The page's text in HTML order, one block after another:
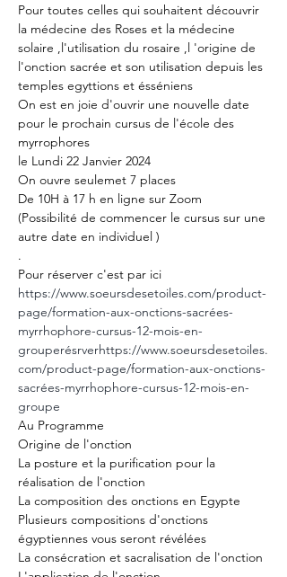
Pour toutes celles qui souhaitent découvrir
la médecine des Roses et la médecine
solaire ,l'utilisation du rosaire ,l 'origine de
l'onction sacrée et son utilisation depuis les
temples egyttions et ésséniens
On est en joie d'ouvrir une nouvelle date
pour le prochain cursus de l'école des
myrrophores
le Lundi 22 Janvier 2024
On ouvre seulemet 7 places
De 10H à 17 h en ligne sur Zoom
(Possibilité de commencer le cursus sur une
autre date en individuel )
.
Pour réserver c'est par ici
https://www.soeursdesetoiles.com/product-
page/formation-aux-onctions-sacrées-
myrrhophore-cursus-12-mois-en-
grouperésrverhttps://www.soeursdesetoiles.
com/product-page/formation-aux-onctions-
sacrées-myrrhophore-cursus-12-mois-en-
groupe
Au Programme
Origine de l'onction
La posture et la purification pour la
réalisation de l'onction
La composition des onctions en Egypte
Plusieurs compositions d'onctions
égyptiennes vous seront révélées
La consécration et sacralisation de l'onction